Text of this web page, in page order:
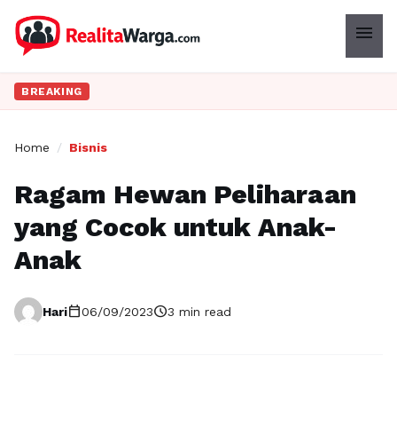
menu
BREAKING
Home / Bisnis
Ragam Hewan Peliharaan
yang Cocok untuk Anak-
Anak
Haricalendar_today06/09/2023schedule3 min read